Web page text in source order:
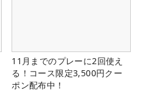
11月までのプレーに2回使え
る！コース限定3,500円クー
ポン配布中！